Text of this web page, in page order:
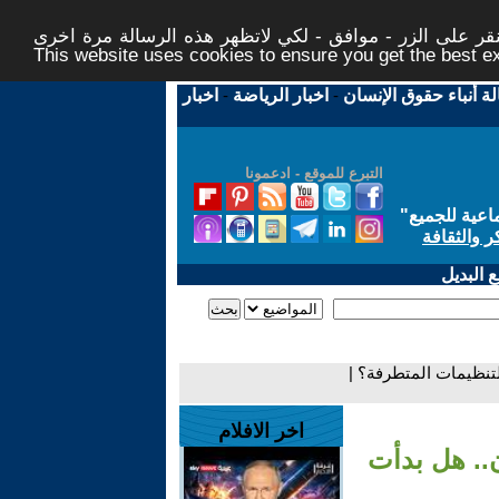
على الزر - موافق - لكي لاتظهر هذه الرسالة مرة اخرى -
This website uses cookies to ensure you get the best
أنباء حقوق الإنسان - اخبار الرياضة - اخبار
التبرع للموقع - ادعمونا
للجميع"
والثقافة
البديل
المتطرفة؟ |
هل بدأت
اخر الافلام